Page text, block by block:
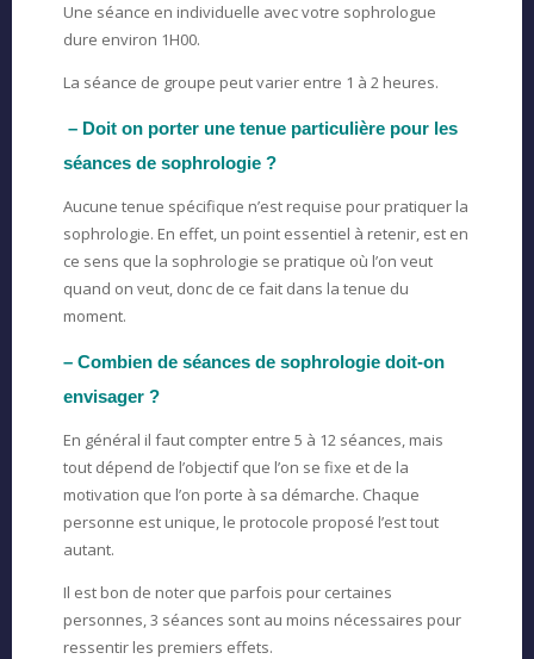
Une séance en individuelle avec votre sophrologue
dure environ 1H00.
La séance de groupe peut varier entre 1 à 2 heures.
– Doit on porter une tenue particulière pour les
séances de sophrologie ?
Aucune tenue spécifique n’est requise pour pratiquer la
sophrologie. En effet, un point essentiel à retenir, est en
ce sens que la sophrologie se pratique où l’on veut
quand on veut, donc de ce fait dans la tenue du
moment.
– Combien de séances de sophrologie doit-on
envisager ?
En général il faut compter entre 5 à 12 séances, mais
tout dépend de l’objectif que l’on se fixe et de la
motivation que l’on porte à sa démarche. Chaque
personne est unique, le protocole proposé l’est tout
autant.
Il est bon de noter que parfois pour certaines
personnes, 3 séances sont au moins nécessaires pour
ressentir les premiers effets.